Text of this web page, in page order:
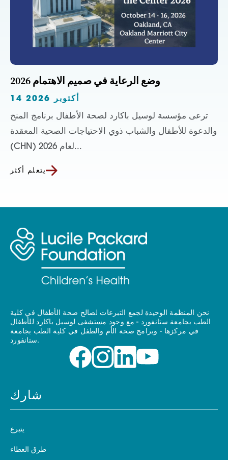
وضع الرعاية في صميم الاهتمام 2026
14 أكتوبر 2026
ترعى مؤسسة لوسيل باكارد لصحة الأطفال برنامج المنح
والدعوة للأطفال والشباب ذوي الاحتياجات الصحية المعقدة
(CHN) لعام 2026...
يتعلم أكثر
نحن المنظمة الوحيدة لجمع التبرعات لصالح صحة الأطفال في كلية
الطب بجامعة ستانفورد - مع وجود مستشفى لوسيل باكارد للأطفال
في مركزها - وبرامج صحة الأم والطفل في كلية الطب بجامعة
ستانفورد.
شارك
يتبرع
طرق العطاء